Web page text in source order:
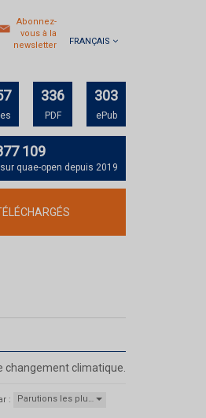
Abonnez-
vous à la
newsletter
FRANÇAIS
336
PDF
303
ePub
109
quae-open depuis 2019
changement climatique.
: Parutions les plu…